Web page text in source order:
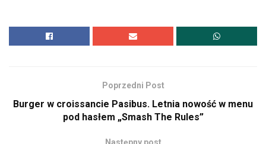
Poprzedni Post
Burger w croissancie Pasibus. Letnia nowość w menu
pod hasłem „Smash The Rules”
Następny post